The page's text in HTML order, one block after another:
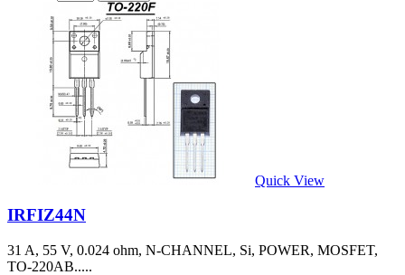
Quick View
IRFIZ44N
31 A, 55 V, 0.024 ohm, N-CHANNEL, Si, POWER, MOSFET,
TO-220AB.....